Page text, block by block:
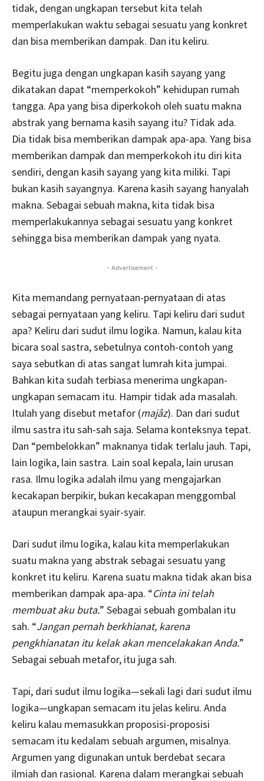
tidak, dengan ungkapan tersebut kita telah
memperlakukan waktu sebagai sesuatu yang konkret
dan bisa memberikan dampak. Dan itu keliru.
Begitu juga dengan ungkapan kasih sayang yang
dikatakan dapat “memperkokoh” kehidupan rumah
tangga. Apa yang bisa diperkokoh oleh suatu makna
abstrak yang bernama kasih sayang itu? Tidak ada.
Dia tidak bisa memberikan dampak apa-apa. Yang bisa
memberikan dampak dan memperkokoh itu diri kita
sendiri, dengan kasih sayang yang kita miliki. Tapi
bukan kasih sayangnya. Karena kasih sayang hanyalah
makna. Sebagai sebuah makna, kita tidak bisa
memperlakukannya sebagai sesuatu yang konkret
sehingga bisa memberikan dampak yang nyata.
- Advertisement -
Kita memandang pernyataan-pernyataan di atas
sebagai pernyataan yang keliru. Tapi keliru dari sudut
apa? Keliru dari sudut ilmu logika. Namun, kalau kita
bicara soal sastra, sebetulnya contoh-contoh yang
saya sebutkan di atas sangat lumrah kita jumpai.
Bahkan kita sudah terbiasa menerima ungkapan-
ungkapan semacam itu. Hampir tidak ada masalah.
Itulah yang disebut metafor (majâz). Dan dari sudut
ilmu sastra itu sah-sah saja. Selama konteksnya tepat.
Dan “pembelokkan” maknanya tidak terlalu jauh. Tapi,
lain logika, lain sastra. Lain soal kepala, lain urusan
rasa. Ilmu logika adalah ilmu yang mengajarkan
kecakapan berpikir, bukan kecakapan menggombal
ataupun merangkai syair-syair.
Dari sudut ilmu logika, kalau kita memperlakukan
suatu makna yang abstrak sebagai sesuatu yang
konkret itu keliru. Karena suatu makna tidak akan bisa
memberikan dampak apa-apa. “Cinta ini telah
membuat aku buta.” Sebagai sebuah gombalan itu
sah. “Jangan pernah berkhianat, karena
pengkhianatan itu kelak akan mencelakakan Anda.”
Sebagai sebuah metafor, itu juga sah.
Tapi, dari sudut ilmu logika—sekali lagi dari sudut ilmu
logika—ungkapan semacam itu jelas keliru. Anda
keliru kalau memasukkan proposisi-proposisi
semacam itu kedalam sebuah argumen, misalnya.
Argumen yang digunakan untuk berdebat secara
ilmiah dan rasional. Karena dalam merangkai sebuah